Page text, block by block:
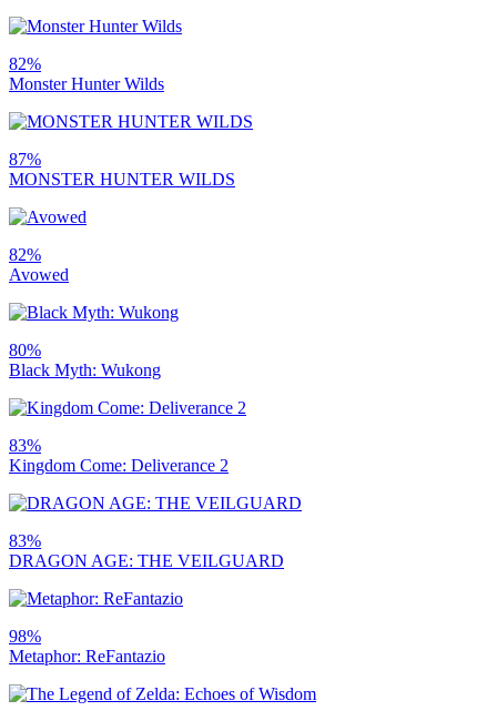
82%
Monster Hunter Wilds
87%
MONSTER HUNTER WILDS
82%
Avowed
80%
Black Myth: Wukong
83%
Kingdom Come: Deliverance 2
83%
DRAGON AGE: THE VEILGUARD
98%
Metaphor: ReFantazio